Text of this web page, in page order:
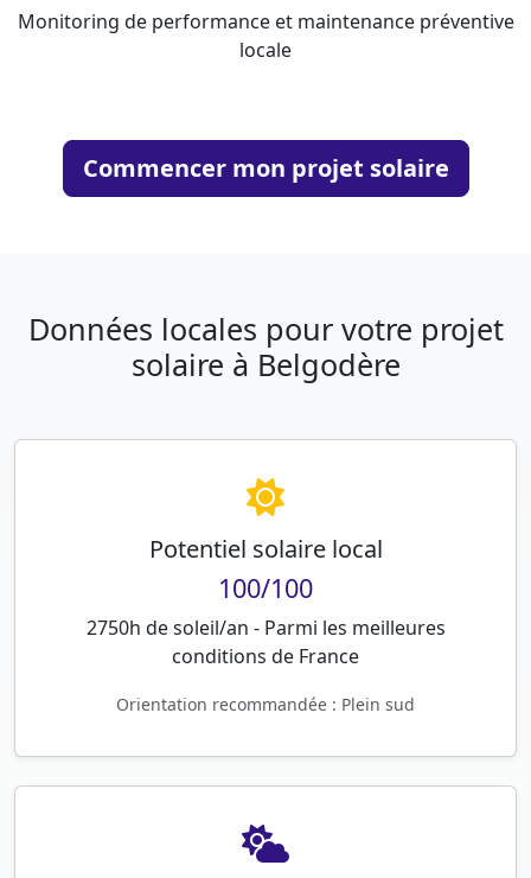
Monitoring de performance et maintenance préventive
locale
Commencer mon projet solaire
Données locales pour votre projet
solaire à Belgodère
Potentiel solaire local
100/100
2750h de soleil/an - Parmi les meilleures
conditions de France
Orientation recommandée : Plein sud